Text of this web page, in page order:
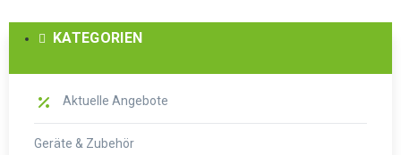
KATEGORIEN
Aktuelle Angebote
Geräte & Zubehör